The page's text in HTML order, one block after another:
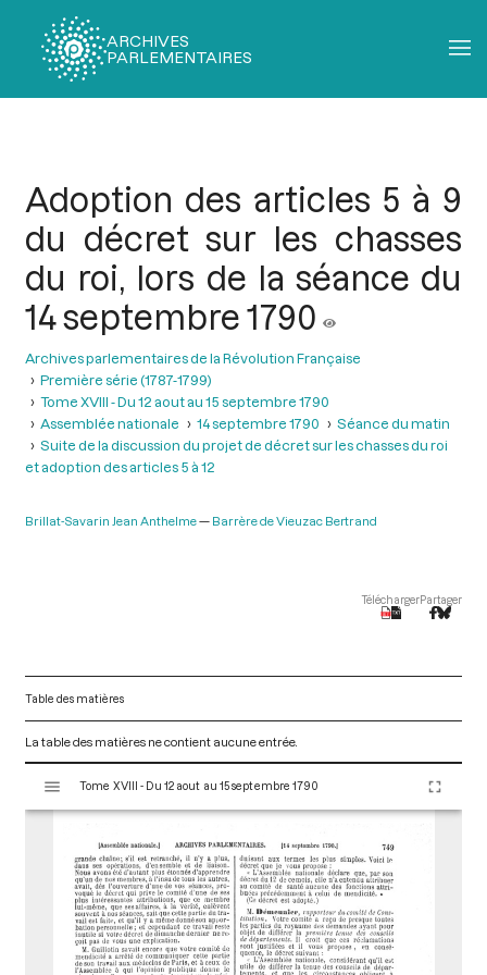
ARCHIVES
PARLEMENTAIRES
Adoption des articles 5 à 9
du décret sur les chasses
du roi, lors de la séance du
14 septembre 1790
Archives parlementaires de la Révolution Française
Première série (1787-1799)
Tome XVIII - Du 12 aout au 15 septembre 1790
Assemblée nationale
14 septembre 1790
Séance du matin
Suite de la discussion du projet de décret sur les chasses du roi
et adoption des articles 5 à 12
Brillat-Savarin Jean Anthelme Barrère de Vieuzac Bertrand
TéléchargerPartager
Table des matières
La table des matières ne contient aucune entrée.
s
Tome XVIII - Du 12 aout au 15 septembre 1790